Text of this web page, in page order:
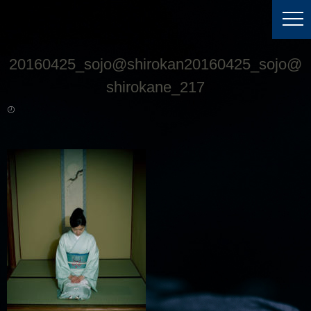
20160425_sojo@shirokan20160425_sojo@
shirokane_217